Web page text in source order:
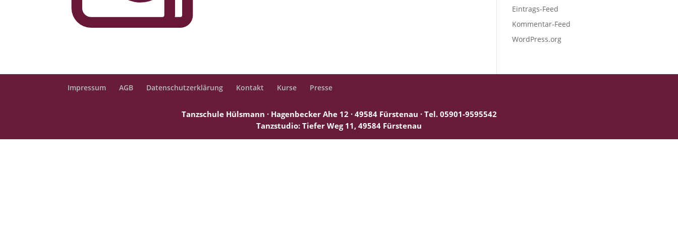
Eintrags-Feed
Kommentar-Feed
WordPress.org
Impressum AGB Datenschutzerklärung Kontakt Kurse Presse
Tanzschule Hülsmann · Hagenbecker Ahe 12 · 49584 Fürstenau · Tel. 05901-9595542
Tanzstudio: Tiefer Weg 11, 49584 Fürstenau